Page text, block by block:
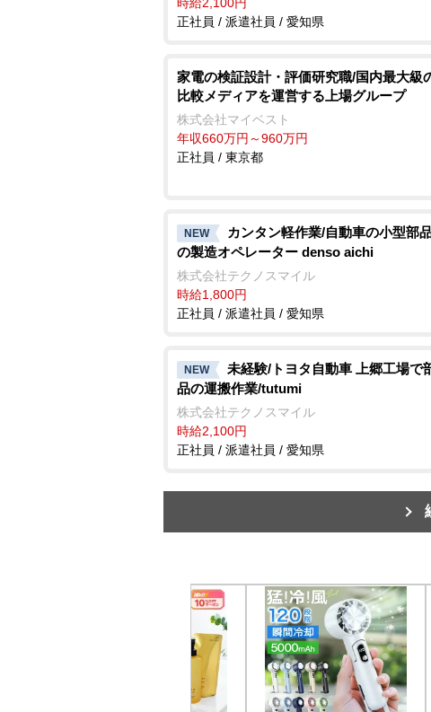
正社員 / 派遣社員 / 愛知県
家電の検証設計・評価研究職/国内最大級
比較メディアを運営する上場グループ
株式会社マイベスト
年収660万円～960万円
正社員 / 東京都
NEW
カンタン軽作業/自動車の小型部
の製造オペレーター denso aichi
株式会社テクノスマイル
時給1,800円
正社員 / 派遣社員 / 愛知県
NEW
未経験/トヨタ自動車 上郷工場で
品の運搬作業/tutumi
株式会社テクノスマイル
時給2,100円
正社員 / 派遣社員 / 愛知県